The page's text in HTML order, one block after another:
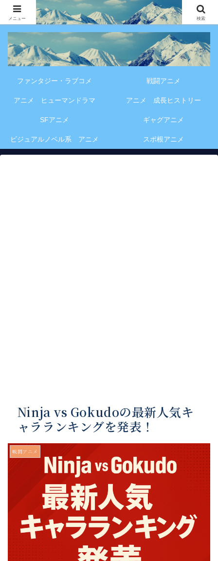
アニメ・漫画・VOD作品の見どころ、配信情報、登場人物や物語の考察を、作
品別・ジャンル別に分かりやすく紹介する専門ブログです。
ファンタジー・ラブコメ 戦闘アニメ
アニメ ヒューマンドラマ アニメ 成長ヒストリー
SFアニメ ギャグアニメ
ビジュアルノベル系 アニメ スポ根アニメ
Ninja vs Gokudoの最新人気キ
ャラランキングを発表！
戦闘アニメ
メニュー 検索